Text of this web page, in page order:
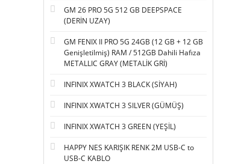
GM 26 PRO 5G 512 GB DEEPSPACE
(DERİN UZAY)
GM FENIX II PRO 5G 24GB (12 GB + 12 GB
Genişletilmiş) RAM / 512GB Dahili Hafıza
METALLIC GRAY (METALİK GRİ)
INFINIX XWATCH 3 BLACK (SİYAH)
INFINIX XWATCH 3 SILVER (GÜMÜŞ)
INFINIX XWATCH 3 GREEN (YEŞİL)
HAPPY NES KARIŞIK RENK 2M USB-C to
USB-C KABLO